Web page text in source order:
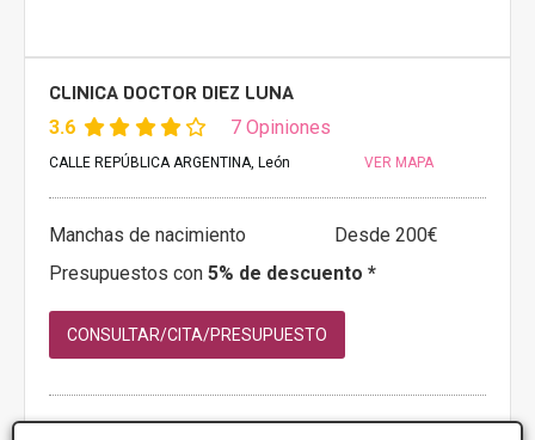
CLINICA DOCTOR DIEZ LUNA
3.6 7 Opiniones
CALLE REPÚBLICA ARGENTINA, León VER MAPA
Manchas de nacimiento
Desde 200€
Presupuestos con 5% de descuento *
CONSULTAR/CITA/PRESUPUESTO